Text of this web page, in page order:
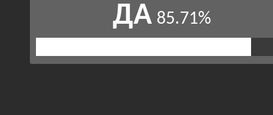
ДА 85.71%